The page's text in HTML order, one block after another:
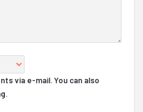
via e-mail. You can also